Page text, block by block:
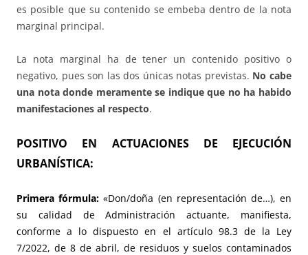
es posible que su contenido se embeba dentro de la nota
marginal principal.
La nota marginal ha de tener un contenido positivo o
negativo, pues son las dos únicas notas previstas. No cabe
una nota donde meramente se indique que no ha habido
manifestaciones al respecto.
POSITIVO EN ACTUACIONES DE EJECUCIÓN
URBANÍSTICA:
Primera fórmula: «Don/doña (en representación de…), en
su calidad de Administración actuante, manifiesta,
conforme a lo dispuesto en el artículo 98.3 de la Ley
7/2022, de 8 de abril, de residuos y suelos contaminados